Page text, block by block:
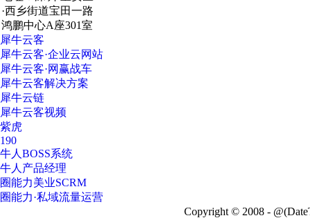
·西乡街道宝田一路
鸿鹏中心A座301室
犀牛云客
犀牛云客·企业云网站
犀牛云客·网赢战车
犀牛云客解决方案
犀牛云链
犀牛云客视频
紫虎
190
牛人BOSS系统
牛人产品经理
圈能力美业SCRM
圈能力·私域流量运营
Copyright © 2008 -